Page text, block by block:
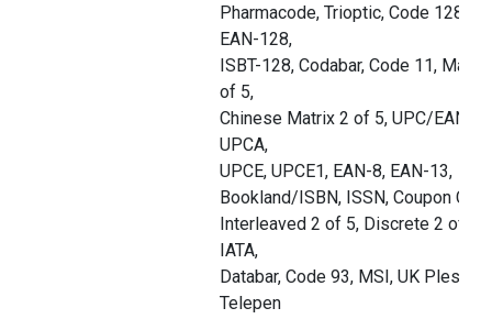
Pharmacode, Trioptic, Code 128,
EAN-128,
ISBT-128, Codabar, Code 11,
of 5,
Chinese Matrix 2 of 5, UPC/EAN,
UPCA,
UPCE, UPCE1, EAN-8, EAN-13,
Bookland/ISBN, ISSN, Coupon
Interleaved 2 of 5, Discrete 2 of 5,
IATA,
Databar, Code 93, MSI, UK Plessy,
Telepen